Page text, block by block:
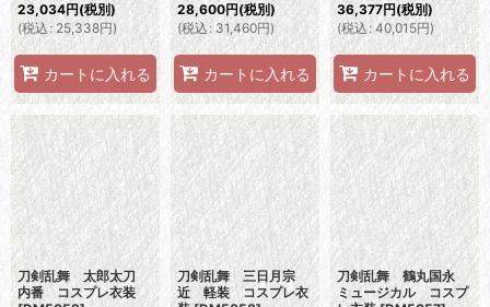
23,034円(税別)
(税込: 25,338円)
カートに入れる
28,600円(税別)
(税込 : 31,460円)
カートに入れる
36,377円(税別)
(税込 : 40,015円)
カートに入れる
刀剣乱舞 太郎太刀
内番 コスプレ衣装
刀剣乱舞 三日月宗
近 軽装 コスプレ衣
刀剣乱舞 鶴丸国永
ミュージカル コスプ